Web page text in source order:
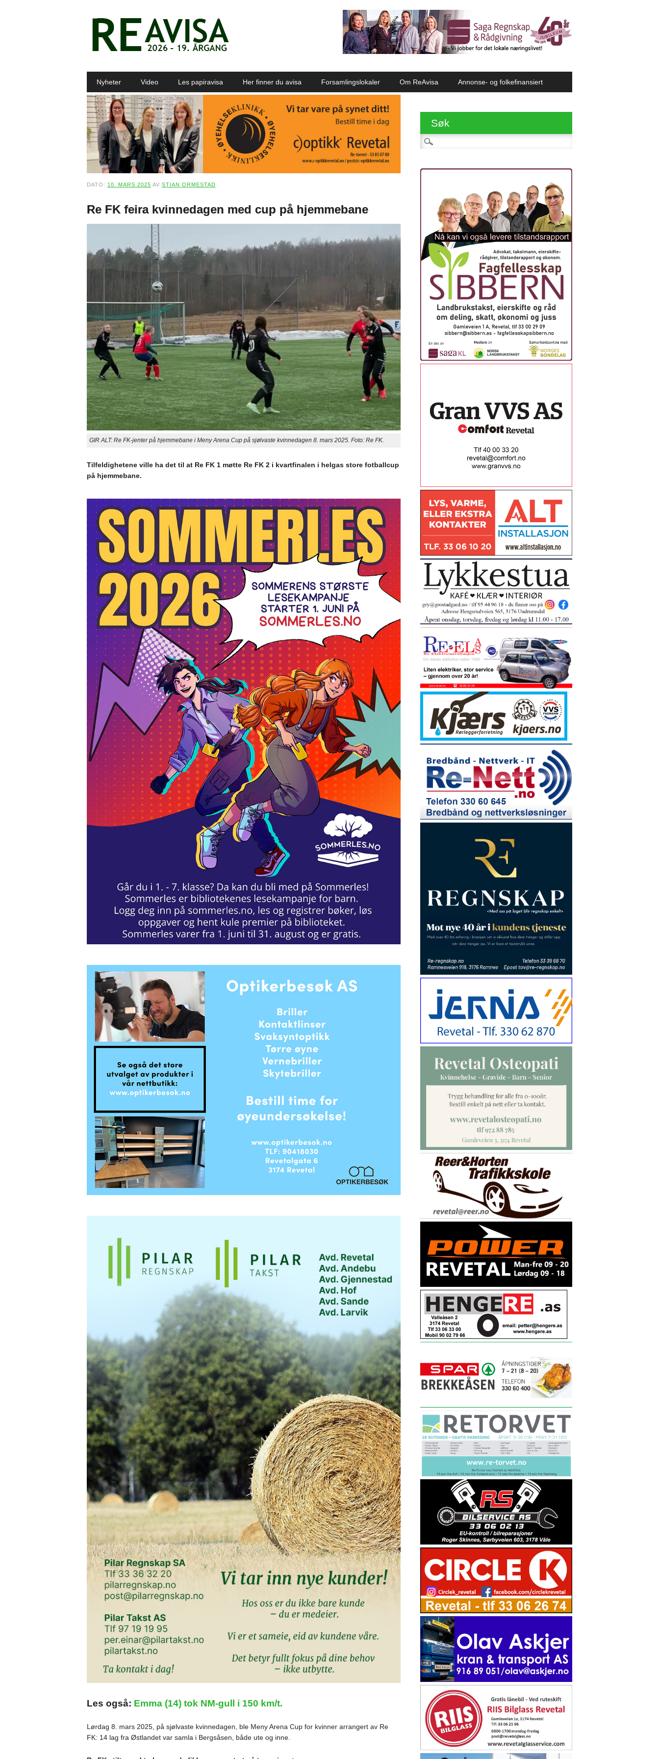
Main menu
Nyheter Video Les papiravisa Her finner du avisa Forsamlingslokaler Om ReAvisa Annonse- og folkefinansiert
DATO: 10. MARS 2025 AV STIAN ORMESTAD
Re FK feira kvinnedagen med cup på hjemmebane
GIR ALT: Re FK-jenter på hjemmebane i Meny Arena Cup på sjølvaste kvinnedagen 8. mars 2025. Foto: Re FK.
Tilfeldighetene ville ha det til at Re FK 1 møtte Re FK 2 i kvartfinalen i helgas store fotballcup
på hjemmebane.
Les også: Emma (14) tok NM-gull i 150 km/t.
Lørdag 8. mars 2025, på sjølvaste kvinnedagen, ble Meny Arena Cup for kvinner arrangert av Re
FK: 14 lag fra Østlandet var samla i Bergsåsen, både ute og inne.
Søk
Søk etter: